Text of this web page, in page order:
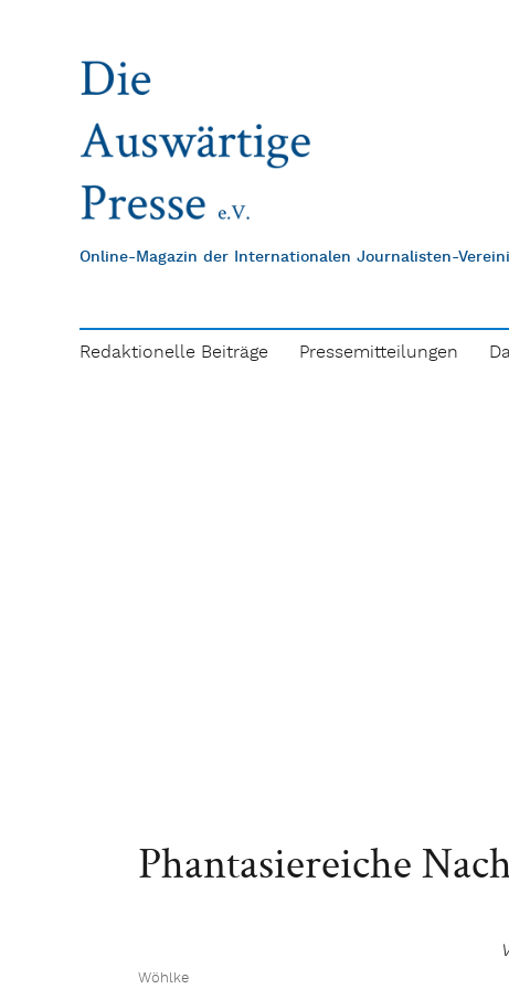
Online-Magazin der Internationalen Journalisten-
Redaktionelle Beiträge Pressemitteilungen
Phantasiereiche
Wöhlke